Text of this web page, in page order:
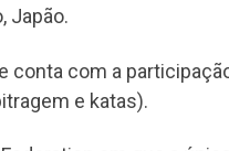
Japão.
conta com a
e katas).